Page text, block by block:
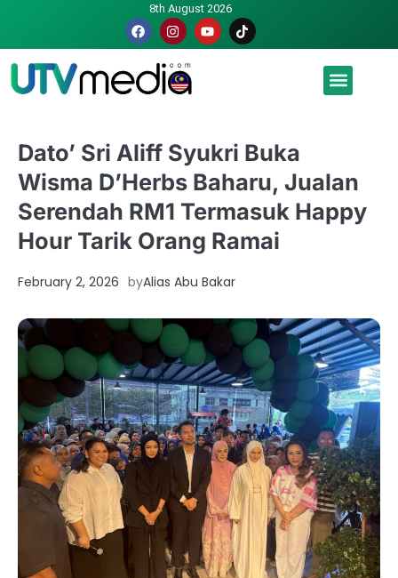
8th August 2026
Dato’ Sri Aliff Syukri Buka
Wisma D’Herbs Baharu, Jualan
Serendah RM1 Termasuk Happy
Hour Tarik Orang Ramai
February 2, 2026 byAlias Abu Bakar